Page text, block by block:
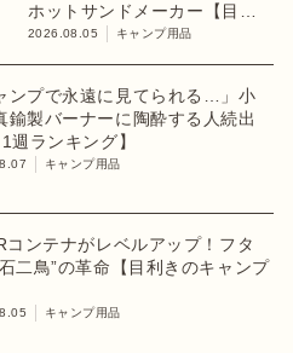
ホットサンドメーカー【目利
きのキャンプギア】
2026.08.05 キャンプ用品
ンプで永遠に見てられる…」小
鍮製バーナーに陶酔する人続出
1週ランキング】
キャンプ用品
コンテナがレベルアップ！フタ
二鳥”の革命【目利きのキャンプ
キャンプ用品